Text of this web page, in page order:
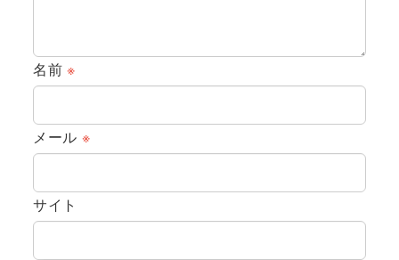
名前※
メール ※
サイト